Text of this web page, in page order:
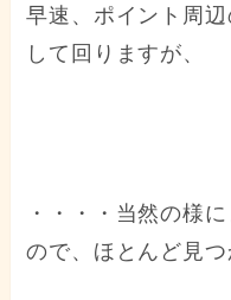
早速、ポイント周
して回りますが、
・・・・当然の様
ので、ほとんど見つ